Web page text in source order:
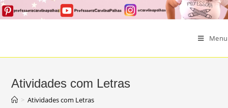
Menu
Atividades com Letras
> Atividades com Letras